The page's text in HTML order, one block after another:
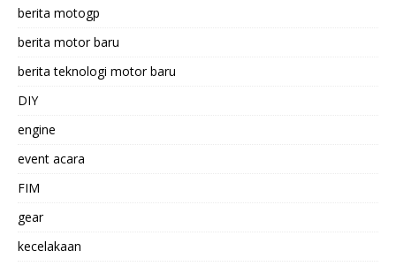
berita motogp
berita motor baru
berita teknologi motor baru
DIY
engine
event acara
FIM
gear
kecelakaan